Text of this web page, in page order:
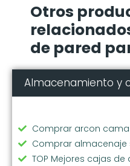
Otros
de pared
Almacenamiento y
Comprar arcon cama
Comprar almacenaje
TOP Mejores cajas